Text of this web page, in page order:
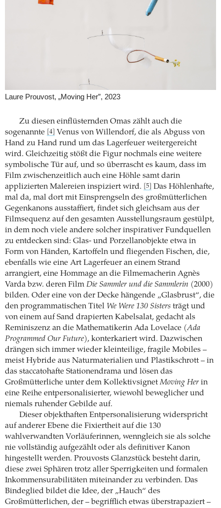
Laure Prouvost, „Moving Her”, 2023
Zu diesen einflüsternden Omas zählt auch die
sogenannte
[4]
Venus von Willendorf, die als Abguss von
Hand zu Hand rund um das Lagerfeuer weitergereicht
wird. Gleichzeitig stößt die Figur nochmals eine weitere
symbolische Tür auf, und so überrascht es kaum, dass im
Film zwischenzeitlich auch eine Höhle samt darin
applizierten Malereien inspiziert wird.
[5]
Das Höhlenhafte,
mal da, mal dort mit Einsprengseln des großmütterlichen
Gegenkanons ausstaffiert, findet sich gleichsam aus der
Filmsequenz auf den gesamten Ausstellungsraum gestülpt,
in dem noch viele andere solcher inspirativer Fundquellen
zu entdecken sind: Glas- und Porzellanobjekte etwa in
Form von Händen, Kartoffeln und fliegenden Fischen, die,
ebenfalls wie eine Art Lagerfeuer an einem Strand
arrangiert, eine Hommage an die Filmemacherin Agnès
Varda bzw. deren Film Die Sammler und die Sammlerin (2000)
bilden. Oder eine von der Decke hängende „Glasbrust“, die
den programmatischen Titel We Were 130 Sisters trägt und
von einem auf Sand drapierten Kabelsalat, gedacht als
Reminiszenz an die Mathematikerin Ada Lovelace (Ada
Programmed Our Future), konterkariert wird. Dazwischen
drängen sich immer wieder kleinteilige, fragile Mobiles –
meist Hybride aus Naturmaterialien und Plastikschrott – in
das staccatohafte Stationendrama und lösen das
Großmütterliche unter dem KollektivsignetMoving Her in
eine Reihe entpersonalisierter, wiewohl beweglicher und
niemals ruhender Gebilde auf.
Dieser objekthaften Entpersonalisierung widerspricht
auf anderer Ebene die Fixiertheit auf die 130
wahlverwandten Vorläuferinnen, wenngleich sie als solche
nie vollständig aufgezählt oder als definitiver Kanon
hingestellt werden. Prouvosts Glanzstück besteht darin,
diese zwei Sphären trotz aller Sperrigkeiten und formalen
Inkommensurabilitäten miteinander zu verbinden. Das
Bindeglied bildet die Idee, der „Hauch“ des
Großmütterlichen, der – begrifflich etwas überstrapaziert –